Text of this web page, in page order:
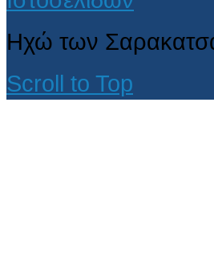
Ηχώ των
Scroll to Top